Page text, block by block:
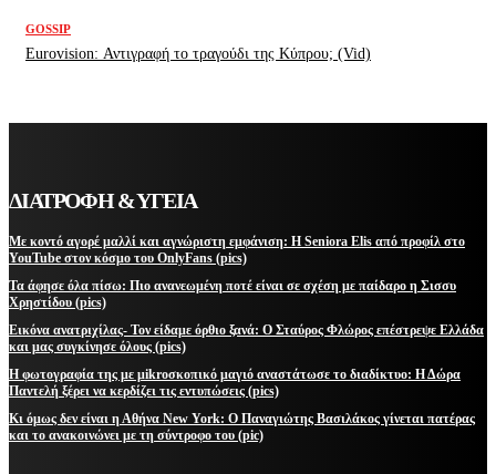
GOSSIP
Eurovision: Αντιγραφή το τραγούδι της Κύπρου; (Vid)
ΔΙΑΤΡΟΦΗ & ΥΓΕΙΑ
Με κοντό αγορέ μαλλί και αγνώριστη εμφάνιση: Η Seniora Elis από προφίλ στο
YouTube στον κόσμο του OnlyFans (pics)
Τα άφησε όλα πίσω: Πιο ανανεωμένη ποτέ είναι σε σχέση με παίδαρο η Σισσυ
Χρηστίδου (pics)
Εικόνα ανατριχίλας- Τον είδαμε όρθιο ξανά: Ο Σταύρος Φλώρος επέστρεψε Ελλάδα
και μας συγκίνησε όλους (pics)
Η φωτογραφία της με μikroσκοπικό μαγιό αναστάτωσε το διαδίκτυο: Η Δώρα
Παντελή ξέρει να κερδίζει τις εντυπώσεις (pics)
Κι όμως δεν είναι η Αθήνα New York: Ο Παναγιώτης Βασιλάκος γίνεται πατέρας
και το ανακοινώνει με τη σύντροφο του (pic)